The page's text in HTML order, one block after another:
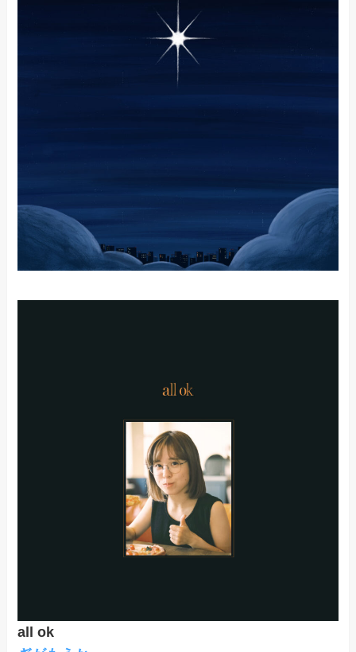
all ok